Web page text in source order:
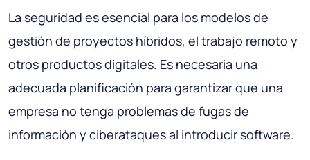
La seguridad es esencial para los modelos de
gestión de proyectos híbridos, el trabajo remoto y
otros productos digitales. Es necesaria una
adecuada planificación para garantizar que una
empresa no tenga problemas de fugas de
información y ciberataques al introducir software.